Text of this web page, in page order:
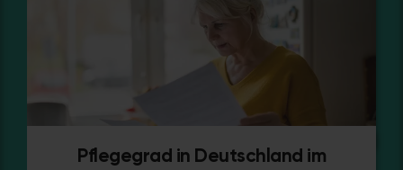
Pflegegrad in Deutschland im